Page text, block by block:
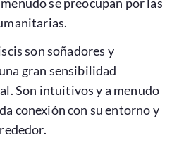
son soñadores y
gran sensibilidad
Son intuitivos y a menudo
conexión con su entorno y